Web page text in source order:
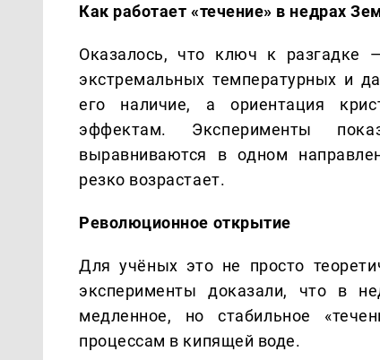
Как работает «течение» в недрах
Оказалось, что ключ к разгадке
экстремальных температурных и
его наличие, а ориентация
эффектам. Эксперименты
выравниваются в одном
резко возрастает.
Революционное открытие
Для учёных это не просто
эксперименты доказали, что в
медленное, но стабильное
процессам в кипящей воде.